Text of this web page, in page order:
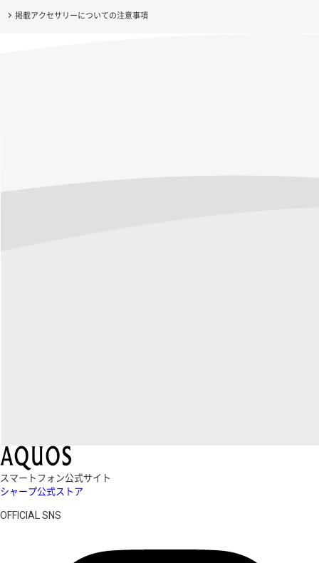
掲載アクセサリーについての注意事項
スマートフォン公式サイト
シャープ公式ストア
OFFICIAL SNS